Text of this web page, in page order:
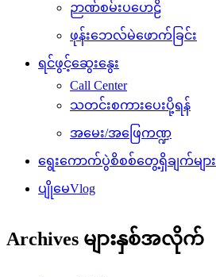
ဉာဏ်စမ်းပဟေဠိ
ဖုန်းဘေလ်မဲဖောက်ခြင်း
ရင်ဖွင့်ဆွေးနွေး
Call Center
သတင်းစကားပေးပို့ရန်
အမေး/အဖြေကဏ္ဍ
ရွေးကောက်ပွဲစိစစ်တွေ့ရှိချက်များ
ပျိုမေVlog
Archives များနှစ်အလိုက်